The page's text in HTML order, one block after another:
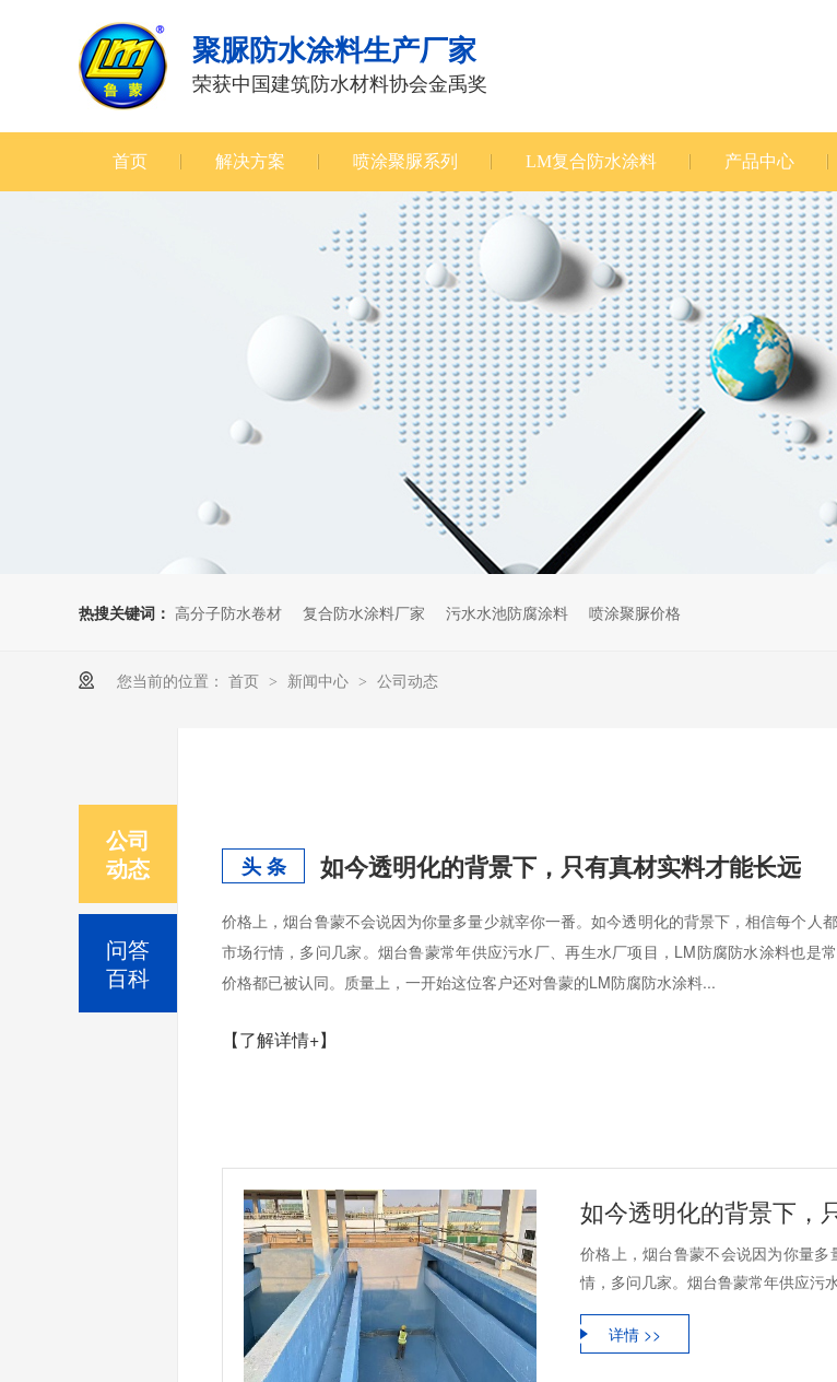
聚脲防水涂料生产厂家
荣获中国建筑防水材料协会金禹奖
首页 解决方案 喷涂聚脲系列 LM复合防水涂料 产品中心
热搜关键词： 高分子防水卷材 复合防水涂料厂家 污水水池防腐涂料 喷涂聚脲价格
您当前的位置： 首页 > 新闻中心 > 公司动态
头 条 如今透明化的背景下，只有真材实料才能长远
价格上，烟台鲁蒙不会说因为你量多量少就宰你一番。如今透明化的背景下，相信每个人
市场行情，多问几家。烟台鲁蒙常年供应污水厂、再生水厂项目，LM防腐防水涂料也是常
价格都已被认同。质量上，一开始这位客户还对鲁蒙的LM防腐防水涂料...
【了解详情+】
如今透明化的背景下，
价格上，烟台鲁蒙不会说因为你量
情，多问几家。烟台鲁蒙常年供应污
详情 >>
公司
动态
问答
百科